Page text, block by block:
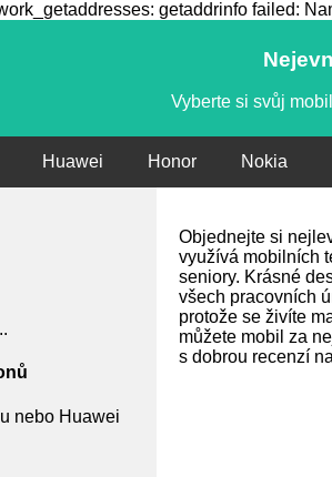
getaddrinfo failed:
Vyberte si svůj
Huawei Honor Nokia
nebo Huawei
Objednejte si
využívá mobilních
seniory. Krásné
všech pracovních
protože se živíte
můžete mobil za
s dobrou recenzí